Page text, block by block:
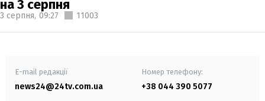
на 3 серпня
3 серпня, 09:27 11003
E-mail редакції
news24@24tv.com.ua
Номер телефону:
+38 044 390 5077